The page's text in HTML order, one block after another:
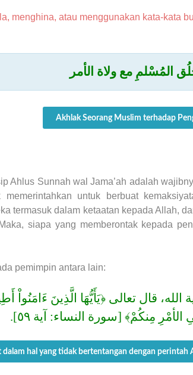
menghina, atau menggunakan kata-kata
المُسْلمِ مع ولاة الأمر
Akhlak Seorang Muslim terhadap
Ahlus Sunnah wal Jama’ah adalah
untuk berbuat
termasuk dalam ketaatan kepada Allah,
siapa yang memberontak kepada
pemimpin antara lain:
قال تعالى ﴿يَأَيُّهَا الَّذِينَ ءَامَنُواْ
مِنكُمْ﴾ [سورة النساء: آية ٥٩].
dalam hal yang tidak bertentangan dengan perintah